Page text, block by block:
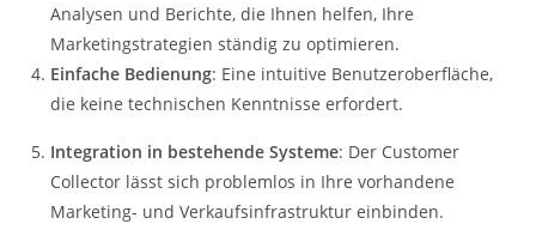
Analysen und Berichte, die Ihnen helfen, Ihre
Marketingstrategien ständig zu optimieren.
Einfache Bedienung: Eine intuitive Benutzeroberfläche,
die keine technischen Kenntnisse erfordert.
Integration in bestehende Systeme: Der Customer
Collector lässt sich problemlos in Ihre vorhandene
Marketing- und Verkaufsinfrastruktur einbinden.